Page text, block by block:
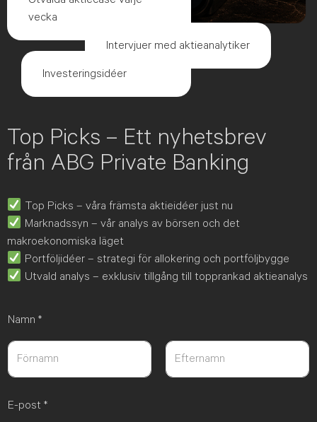
vecka
Intervjuer med aktieanalytiker
Investeringsidéer
Top Picks – Ett nyhetsbrev
från ABG Private Banking
Top Picks – våra främsta aktieidéer just nu
Marknadssyn – vår analys av börsen och det
makroekonomiska läget
Portföljidéer – strategi för allokering och portföljbygge
Utvald analys – exklusiv tillgång till topprankad aktieanalys
Namn *
E-post *